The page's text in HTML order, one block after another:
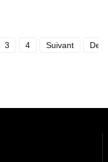
3 4 Suivant